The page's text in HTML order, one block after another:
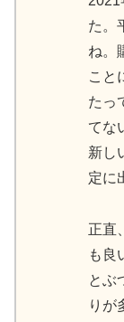
た。
ね。
こと
たっ
てな
新し
定に
正直
も良
とぶ
りが